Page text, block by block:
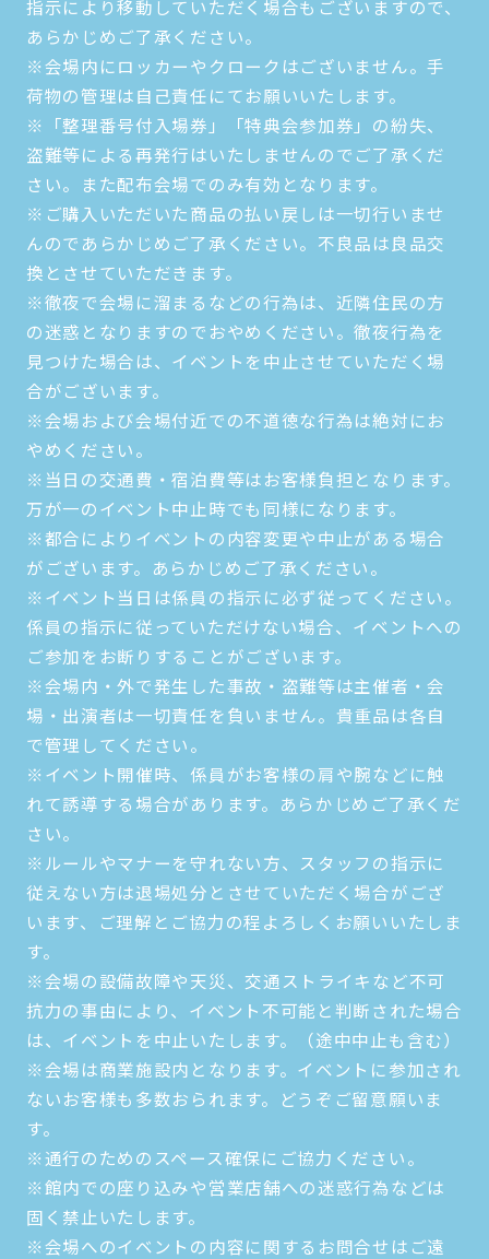
指示により移動していただく場合もございますので、
あらかじめご了承ください。
※会場内にロッカーやクロークはございません。手
荷物の管理は自己責任にてお願いいたします。
※「整理番号付入場券」「特典会参加券」の紛失、
盗難等による再発行はいたしませんのでご了承くだ
さい。また配布会場でのみ有効となります。
※ご購入いただいた商品の払い戻しは一切行いませ
んのであらかじめご了承ください。不良品は良品交
換とさせていただきます。
※徹夜で会場に溜まるなどの行為は、近隣住民の方
の迷惑となりますのでおやめください。徹夜行為を
見つけた場合は、イベントを中止させていただく場
合がございます。
※会場および会場付近での不道徳な行為は絶対にお
やめください。
※当日の交通費・宿泊費等はお客様負担となります。
万が一のイベント中止時でも同様になります。
※都合によりイベントの内容変更や中止がある場合
がございます。あらかじめご了承ください。
※イベント当日は係員の指示に必ず従ってください。
係員の指示に従っていただけない場合、イベントへの
ご参加をお断りすることがございます。
※会場内・外で発生した事故・盗難等は主催者・会
場・出演者は一切責任を負いません。貴重品は各自
で管理してください。
※イベント開催時、係員がお客様の肩や腕などに触
れて誘導する場合があります。あらかじめご了承くだ
さい。
※ルールやマナーを守れない方、スタッフの指示に
従えない方は退場処分とさせていただく場合がござ
います、ご理解とご協力の程よろしくお願いいたしま
す。
※会場の設備故障や天災、交通ストライキなど不可
抗力の事由により、イベント不可能と判断された場合
は、イベントを中止いたします。（途中中止も含む）
※会場は商業施設内となります。イベントに参加され
ないお客様も多数おられます。どうぞご留意願いま
す。
※通行のためのスペース確保にご協力ください。
※館内での座り込みや営業店舗への迷惑行為などは
固く禁止いたします。
※会場へのイベントの内容に関するお問合せはご遠